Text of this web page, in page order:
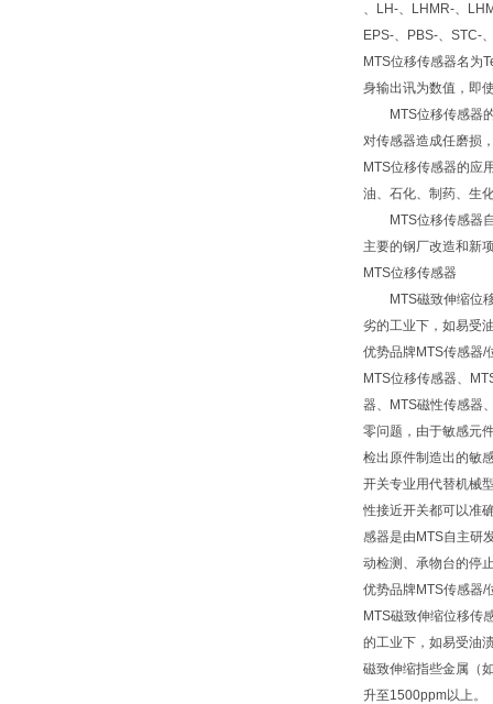
、LH-、LHMR-、
EPS-、PBS-、STC-
MTS位移传感器名为
身输出讯为数值，即
MTS位移传感器的
对传感器造成任磨损
MTS位移传感器的应
油、石化、制药、生
MTS位移传感器自
主要的钢厂改造和新
MTS位移传感器
MTS磁致伸缩位移
劣的工业下，如易受
优势品牌MTS传感器/
MTS位移传感器、
器、MTS磁性传感器
零问题，由于敏感元
检出原件制造出的敏
开关专业用代替机械
性接近开关都可以准
感器是由MTS自主研
动检测、承物台的停
优势品牌MTS传感器/
MTS磁致伸缩位移传
的工业下，如易受油
磁致伸缩指些金属（
升至1500ppm以上。